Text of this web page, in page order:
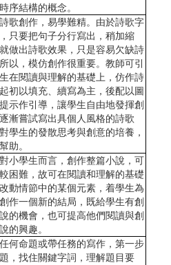
序結構的概念。
創作，易學難精。由於詩歌字
只要把句子分行寫出，稍加縮
做出詩歌效果，只是容易欠缺詩
以，模仿創作很重要。教師可引
在閱讀與理解的基礎上，仿作詩
初以填充、續寫為主，後配以圖
示作引導，讓學生自由地發揮創
漸嘗試寫出具個人風格的詩歌
學生的發散思考與創意的培養，
助。
學生而言，創作整篇小說，可
困難，故可在閱讀和理解的基礎
改動情節中的某個元素，着學生為
作一個新的結局，既給學生有創
的機會，也可提高他們閱讀與創
的興趣。
命題或帶任務的寫作，第一步
，找住關鍵字詞，理解題目要